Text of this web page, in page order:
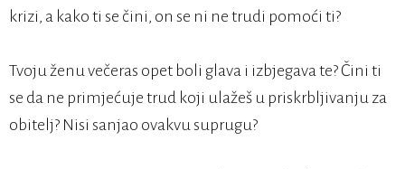
krizi, a kako ti se čini, on se ni ne trudi pomoći ti?
Tvoju ženu večeras opet boli glava i izbjegava te? Čini ti
se da ne primjećuje trud koji ulažeš u priskrbljivanju za
obitelj? Nisi sanjao ovakvu suprugu?